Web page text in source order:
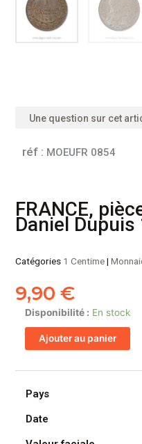
Une question sur cet
réf : MOEUFR 0854
FRANCE,
Daniel Dupuis
Catégories 1 Centime|
9,90€
Disponibilité : En stock
quantité
de
FRANCE,
de
Daniel
Ajouter au panier
Pays
Date